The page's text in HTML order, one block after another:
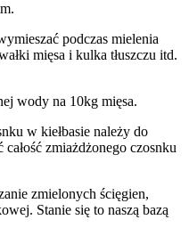
podczas mielenia
mięsa i kulka tłuszczu itd.
wody na 10kg mięsa.
w kiełbasie należy do
zmiażdżonego czosnku
zmielonych ścięgien,
Stanie się to naszą bazą